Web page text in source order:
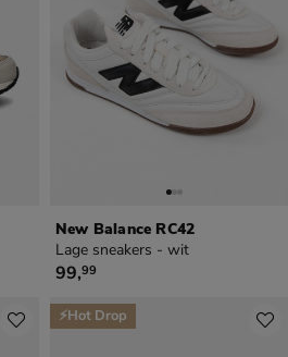
New Balance RC42
Lage sneakers - wit
€ 99,99
99,99
⚡Hot Drop